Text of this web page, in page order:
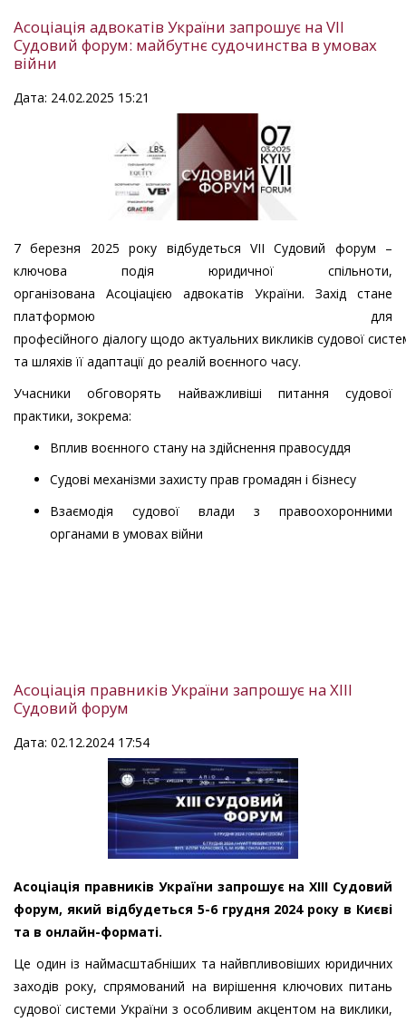
Асоціація адвокатів України запрошує на VII
Судовий форум: майбутнє судочинства в умовах
війни
Дата: 24.02.2025 15:21
7 березня 2025 року відбудеться VII Судовий форум –
ключова подія юридичної спільноти,
організована Асоціацією адвокатів України. Захід стане
платформою для
професійного діалогу щодо актуальних викликів судової
та шляхів її адаптації до реалій воєнного часу.
Учасники обговорять найважливіші питання судової
практики, зокрема:
Вплив воєнного стану на здійснення правосуддя
Судові механізми захисту прав громадян і бізнесу
Взаємодія судової влади з правоохоронними
органами в умовах війни
Асоціація правників України запрошує на ХІІІ
Судовий форум
Дата: 02.12.2024 17:54
Асоціація правників України запрошує на ХІІІ Судовий
форум, який відбудеться 5-6 грудня 2024 року в Києві
та в онлайн-форматі.
Це один із наймасштабніших та найвпливовіших юридичних
заходів року, спрямований на вирішення ключових питань
судової системи України з особливим акцентом на виклики,